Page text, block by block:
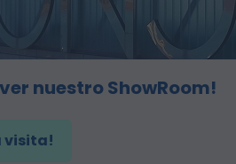
nuestro ShowRoom!
visita!